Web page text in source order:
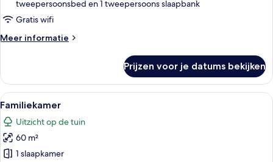
Children)
laden
tweepersoonsbed en 1 tweepersoons slaapbank
Gratis wifi
Meer informatie
Meer
kamer
(2
Adults
Children)
Prijzen voor je datums bekijken
Alle
foto's
voor
Familiekamer
laden
Een hotelkamer met twee bedden,
6
Familiekamer
Uitzicht op de tuin
60 m²
1 slaapkamer